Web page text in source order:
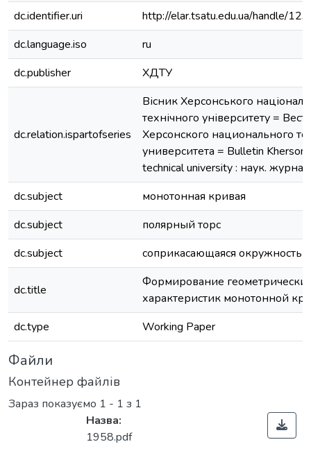
dc.identifier.uri
http://elar.tsatu.edu.ua/handle/
dc.language.iso
ru
dc.publisher
ХДТУ
dc.relation.ispartofseries
Вісник Херсонського
технічного університету =
Херсонского национального
университета = Bulletin Kherson
technical university : наук.
dc.subject
монотонная кривая
dc.subject
полярный торс
dc.subject
соприкасающаяся окружность
dc.title
Формирование
характеристик монотонной
dc.type
Working Paper
Файли
Контейнер файлів
Зараз показуємо 1 - 1 з 1
Назва:
1958.pdf